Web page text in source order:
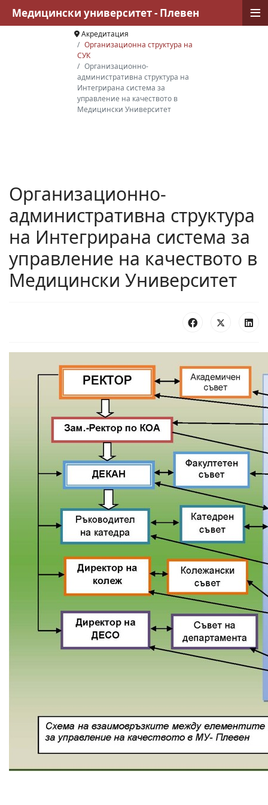
Акредитация
Организационна структура на
СУК
Организационно-
административна структура на
Интегрирана система за
управление на качеството в
Медицински Университет
Организационно-
административна структура
на Интегрирана система за
управление на качеството в
Медицински Университет
Медицински университет - Плевен ≡